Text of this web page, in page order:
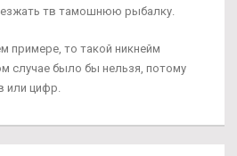
тв тамошнюю рыбалку.
примере, то такой никнейм
случае было бы нельзя, потому
или цифр.